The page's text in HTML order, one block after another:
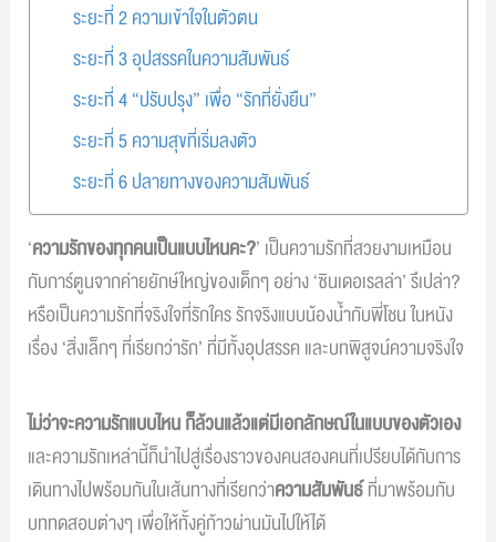
ระยะที่ 2 ความเข้าใจในตัวตน
ระยะที่ 3 อุปสรรคในความสัมพันธ์
ระยะที่ 4 “ปรับปรุง” เพื่อ “รักที่ยั่งยืน”
ระยะที่ 5 ความสุขที่เริ่มลงตัว
ระยะที่ 6 ปลายทางของความสัมพันธ์
‘ความรักของทุกคนเป็นแบบไหนคะ?’ เป็นความรักที่สวยงามเหมือน
กับการ์ตูนจากค่ายยักษ์ใหญ่ของเด็กๆ อย่าง ‘ซินเดอเรลล่า’ รึเปล่า?
หรือเป็นความรักที่จริงใจที่รักใคร รักจริงแบบน้องน้ำกับพี่โชน ในหนัง
เรื่อง ‘สิ่งเล็กๆ ที่เรียกว่ารัก’ ที่มีทั้งอุปสรรค และบทพิสูจน์ความจริงใจ
ไม่ว่าจะความรักแบบไหน ก็ล้วนแล้วแต่มีเอกลักษณ์ในแบบของตัวเอง
และความรักเหล่านี้ก็นำไปสู่เรื่องราวของคนสองคนที่เปรียบได้กับการ
เดินทางไปพร้อมกันในเส้นทางที่เรียกว่าความสัมพันธ์ที่มาพร้อมกับ
บททดสอบต่างๆ เพื่อให้ทั้งคู่ก้าวผ่านมันไปให้ได้